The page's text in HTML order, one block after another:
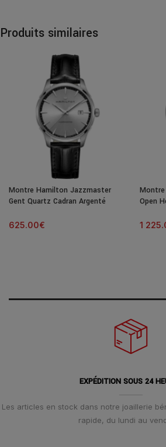
Produits similaires
Montre Hamilton Jazzmaster
Gent Quartz Cadran Argenté
625.00€
Open
1
EXPÉDITION SOUS 24
Les articles en stock dans notre joaillerie
rapide, du lundi au